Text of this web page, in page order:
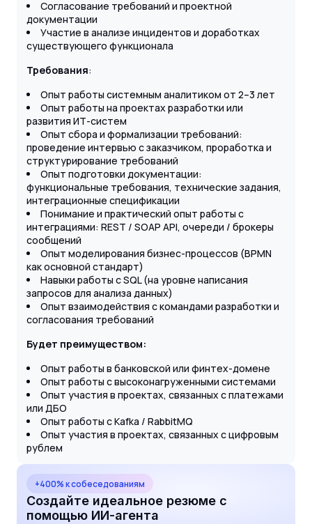
Согласование требований и проектной
документации
Участие в анализе инцидентов и доработках
существующего функционала
Требования:
Опыт работы системным аналитиком от 2–3 лет
Опыт работы на проектах разработки или
развития ИТ-систем
Опыт сбора и формализации требований:
проведение интервью с заказчиком, проработка и
структурирование требований
Опыт подготовки документации:
функциональные требования, технические задания,
интеграционные спецификации
Понимание и практический опыт работы с
интеграциями: REST / SOAP API, очереди / брокеры
сообщений
Опыт моделирования бизнес-процессов (BPMN
как основной стандарт)
Навыки работы с SQL (на уровне написания
запросов для анализа данных)
Опыт взаимодействия с командами разработки и
согласования требований
Будет преимуществом:
Опыт работы в банковской или финтех-домене
Опыт работы с высоконагруженными системами
Опыт участия в проектах, связанных с платежами
или ДБО
Опыт работы с Kafka / RabbitMQ
Опыт участия в проектах, связанных с цифровым
рублем
+400% к собеседованиям
Создайте идеальное резюме с
помощью ИИ-агента